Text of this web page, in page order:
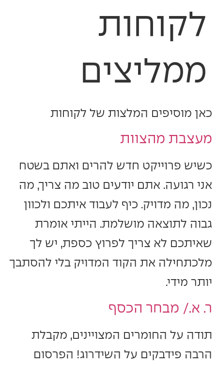
לקוחות
ממליצים
כאן מוסיפים המלצות של לקוחות
מעצבת מהצוות
כשיש פרוייקט חדש להרים ואתם בשטח
אני רגועה. אתם יודעים טוב מה צריך, מה
נכון, מה מדויק. כיף לעבוד איתכם ולכוון
גבוה לתוצאה מושלמת. הייתי אומרת
שאיתכם לא צריך לפרוץ כספת, יש לך
מלכתחילה את הקוד המדויק בלי להסתבך
יותר מידי.
ר. א./ מבחר הכסף
תודה על החומרים המצויינים, מקבלת
הרבה פידבקים על השידרוג! הפרסום